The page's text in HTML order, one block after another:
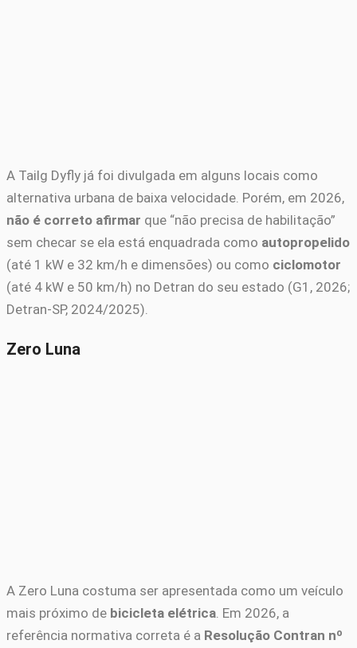
A Tailg Dyfly já foi divulgada em alguns locais como
alternativa urbana de baixa velocidade. Porém, em 2026,
não é correto afirmar que “não precisa de habilitação”
sem checar se ela está enquadrada como autopropelido
(até 1 kW e 32 km/h e dimensões) ou como ciclomotor
(até 4 kW e 50 km/h) no Detran do seu estado (G1, 2026;
Detran-SP, 2024/2025).
Zero Luna
A Zero Luna costuma ser apresentada como um veículo
mais próximo de bicicleta elétrica . Em 2026, a
referência normativa correta é a Resolução Contran nº